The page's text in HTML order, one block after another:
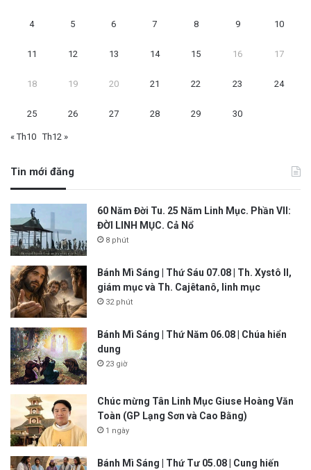
4 5 6 7 8 9 10
11 12 13 14 15 16 17
18 19 20 21 22 23 24
25 26 27 28 29 30
« Th10 Th12 »
Tin mới đăng
60 Năm Đời Tu. 25 Năm Linh Mục. Phần VII:
ĐỜI LINH MỤC. Cả Nổ
8 phút
Bánh Mì Sáng | Thứ Sáu 07.08 | Th. Xystô II,
giám mục và Th. Cajêtanô, linh mục
32 phút
Bánh Mì Sáng | Thứ Năm 06.08 | Chúa hiển
dung
23 giờ
Chúc mừng Tân Linh Mục Giuse Hoàng Văn
Toàn (GP Lạng Sơn và Cao Bằng)
1 ngày
Bánh Mì Sáng | Thứ Tư 05.08 | Cung hiến